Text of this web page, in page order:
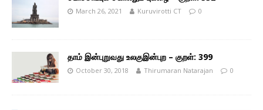
March 26, 2021 Kuruvirotti CT 0
தாம் இன்புறுவது உலகுஇன்புற – குறள்: 399
October 30, 2018 Thirumaran Natarajan 0